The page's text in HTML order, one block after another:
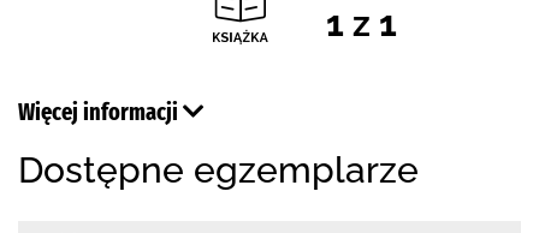
1 z 1
Więcej informacji
Dostępne egzemplarze